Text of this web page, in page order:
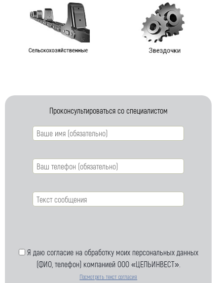
Проконсультироваться со специалистом
Я даю согласие на обработку моих персональных данных
(ФИО, телефон) компанией ООО «ЦЕПЬИНВЕСТ».
Посмотреть текст согласия
Ваш e-mail (обязательно)
Ваше сообщение
Я даю согласие на обработку моих персональных
данных (ФИО/Компания, телефон, email) компанией
Посмотреть текст согласия